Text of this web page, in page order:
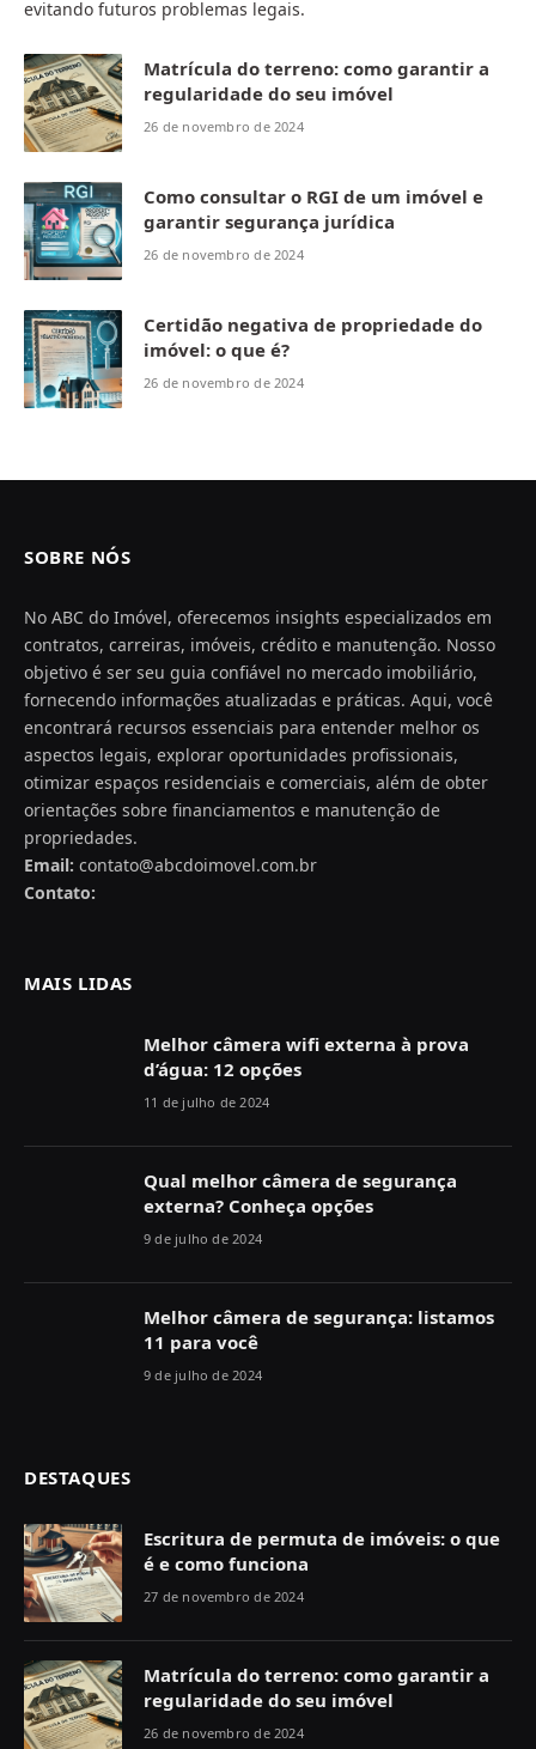
evitando futuros problemas legais.
Matrícula do terreno: como garantir a
regularidade do seu imóvel
26 de novembro de 2024
Como consultar o RGI de um imóvel e
garantir segurança jurídica
26 de novembro de 2024
Certidão negativa de propriedade do
imóvel: o que é?
26 de novembro de 2024
SOBRE NÓS
No ABC do Imóvel, oferecemos insights especializados em
contratos, carreiras, imóveis, crédito e manutenção. Nosso
objetivo é ser seu guia confiável no mercado imobiliário,
fornecendo informações atualizadas e práticas. Aqui, você
encontrará recursos essenciais para entender melhor os
aspectos legais, explorar oportunidades profissionais,
otimizar espaços residenciais e comerciais, além de obter
orientações sobre financiamentos e manutenção de
propriedades.
Email: contato@abcdoimovel.com.br
Contato:
MAIS LIDAS
Melhor câmera wifi externa à prova
d’água: 12 opções
11 de julho de 2024
Qual melhor câmera de segurança
externa? Conheça opções
9 de julho de 2024
Melhor câmera de segurança: listamos
11 para você
9 de julho de 2024
DESTAQUES
Escritura de permuta de imóveis: o que
é e como funciona
27 de novembro de 2024
Matrícula do terreno: como garantir a
regularidade do seu imóvel
26 de novembro de 2024